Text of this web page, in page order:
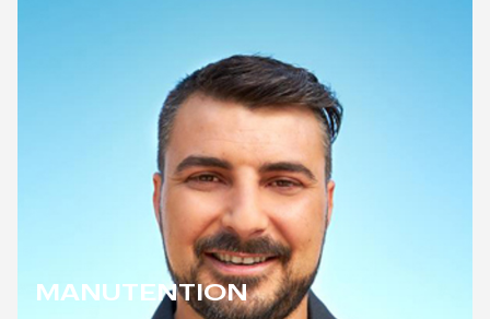
MANUTENTION